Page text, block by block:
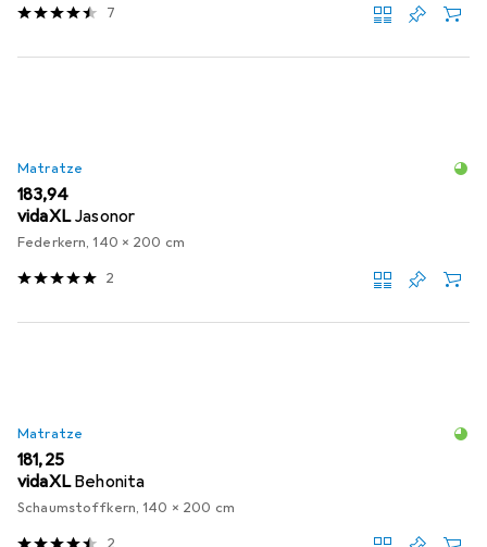
7
Matratze
EUR
183,94
vidaXL Jasonor
Federkern, 140 x 200 cm
2
Matratze
EUR
181,25
vidaXL Behonita
Schaumstoffkern, 140 x 200 cm